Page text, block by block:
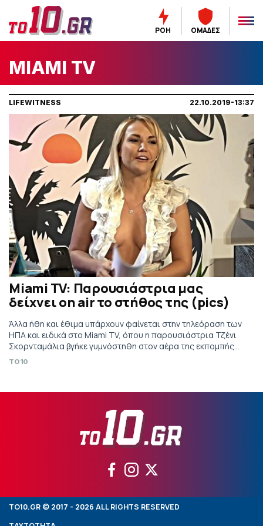
ΡΟΗ ΟΜΑΔΕΣ
MIAMI TV
LIFEWITNESS 22.10.2019-13:37
Miami TV: Παρουσιάστρια μας
δείχνει on air το στήθος της (pics)
Άλλα ήθη και έθιμα υπάρχουν φαίνεται στην τηλεόραση των
ΗΠΑ και ειδικά στο Miami TV, όπου η παρουσιάστρια Τζένι
Σκορνταμάλια βγήκε γυμνόστηθη στον αέρα της εκπομπής
της.
TO10
TO10.GR © 2017 - 2026 ALL RIGHTS RESERVED